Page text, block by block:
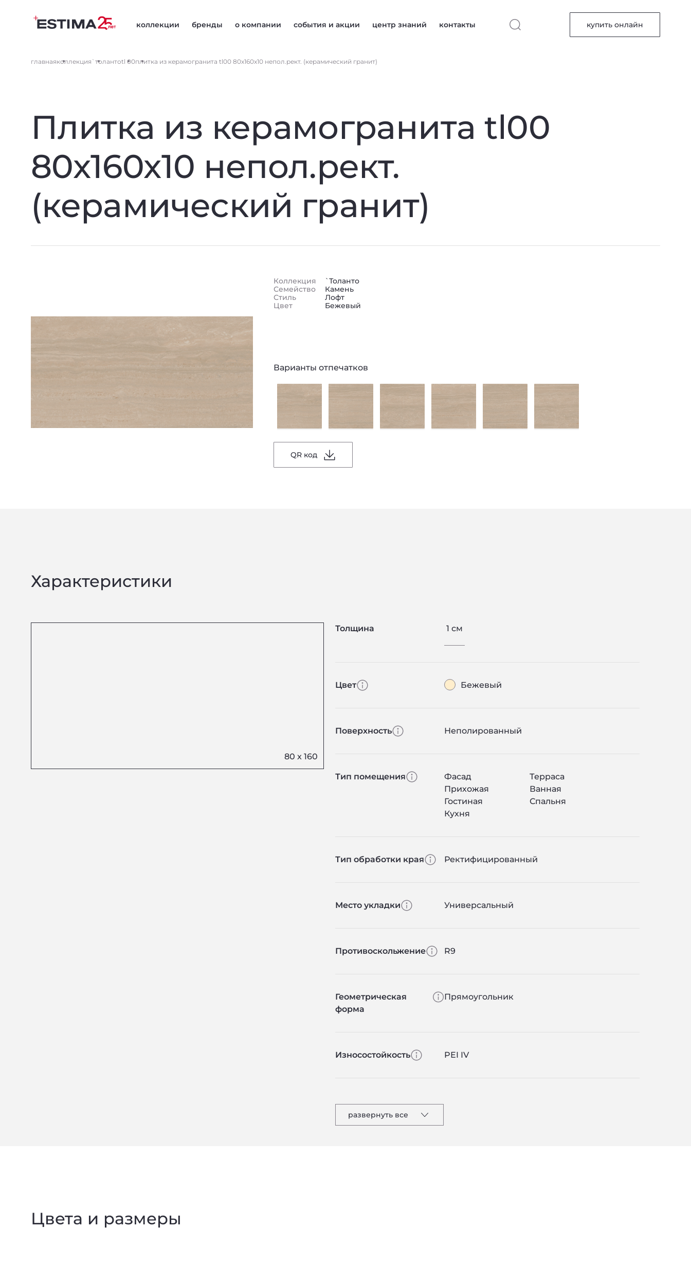
коллекции бренды о компании события и акции центр знаний контакты купить онлайн
главнаяколлекция `толантоtl 00плитка из керамогранита tl00 80x160x10 непол.рект. (керамический гранит)
Плитка из керамогранита tl00
80x160x10 непол.рект.
(керамический гранит)
Коллекция
Семейство
Стиль
Цвет
`Толанто
Камень
Лофт
Бежевый
Варианты отпечатков
QR код
Характеристики
Толщина 1 см
Цвет Бежевый
Поверхность Неполированный
Тип помещения Фасад
Терраса
Прихожая
Ванная
Гостиная
Спальня
Кухня
Тип обработки края Ректифицированный
Место укладки Универсальный
Противоскольжение R9
Геометрическая
форма
Прямоугольник
Износостойкость PEI IV
развернуть все
Цвета и размеры